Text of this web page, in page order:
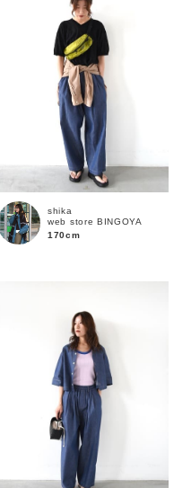
shika
web store BINGOYA
170cm